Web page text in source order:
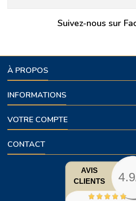
Suivez-nous sur
À PROPOS
INFORMATIONS
VOTRE COMPTE
CONTACT
AVIS
CLIENTS